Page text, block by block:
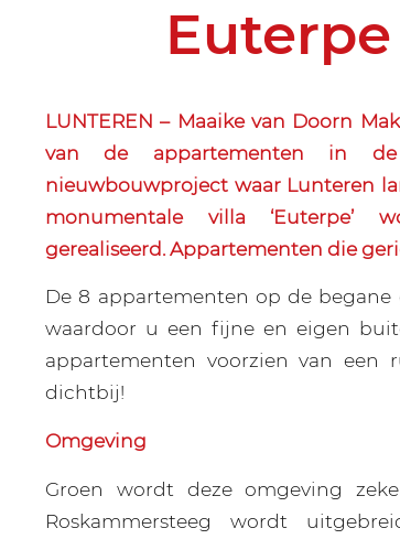
LUNTEREN – Maaike van Doorn
van de appartementen in de
nieuwbouwproject waar Lunteren
monumentale villa ‘Euterpe’
gerealiseerd. Appartementen die
De 8 appartementen op de
waardoor u een fijne en eigen
appartementen voorzien van een
dichtbij!
Omgeving
Groen wordt deze omgeving
Roskammersteeg wordt